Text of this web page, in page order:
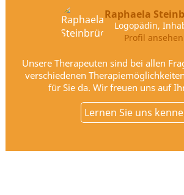
Raphaela
Logopädin,
Profil
Unsere Therapeuten sind bei allen
verschiedenen
für Sie da. Wir freuen uns auf
Lernen Sie uns